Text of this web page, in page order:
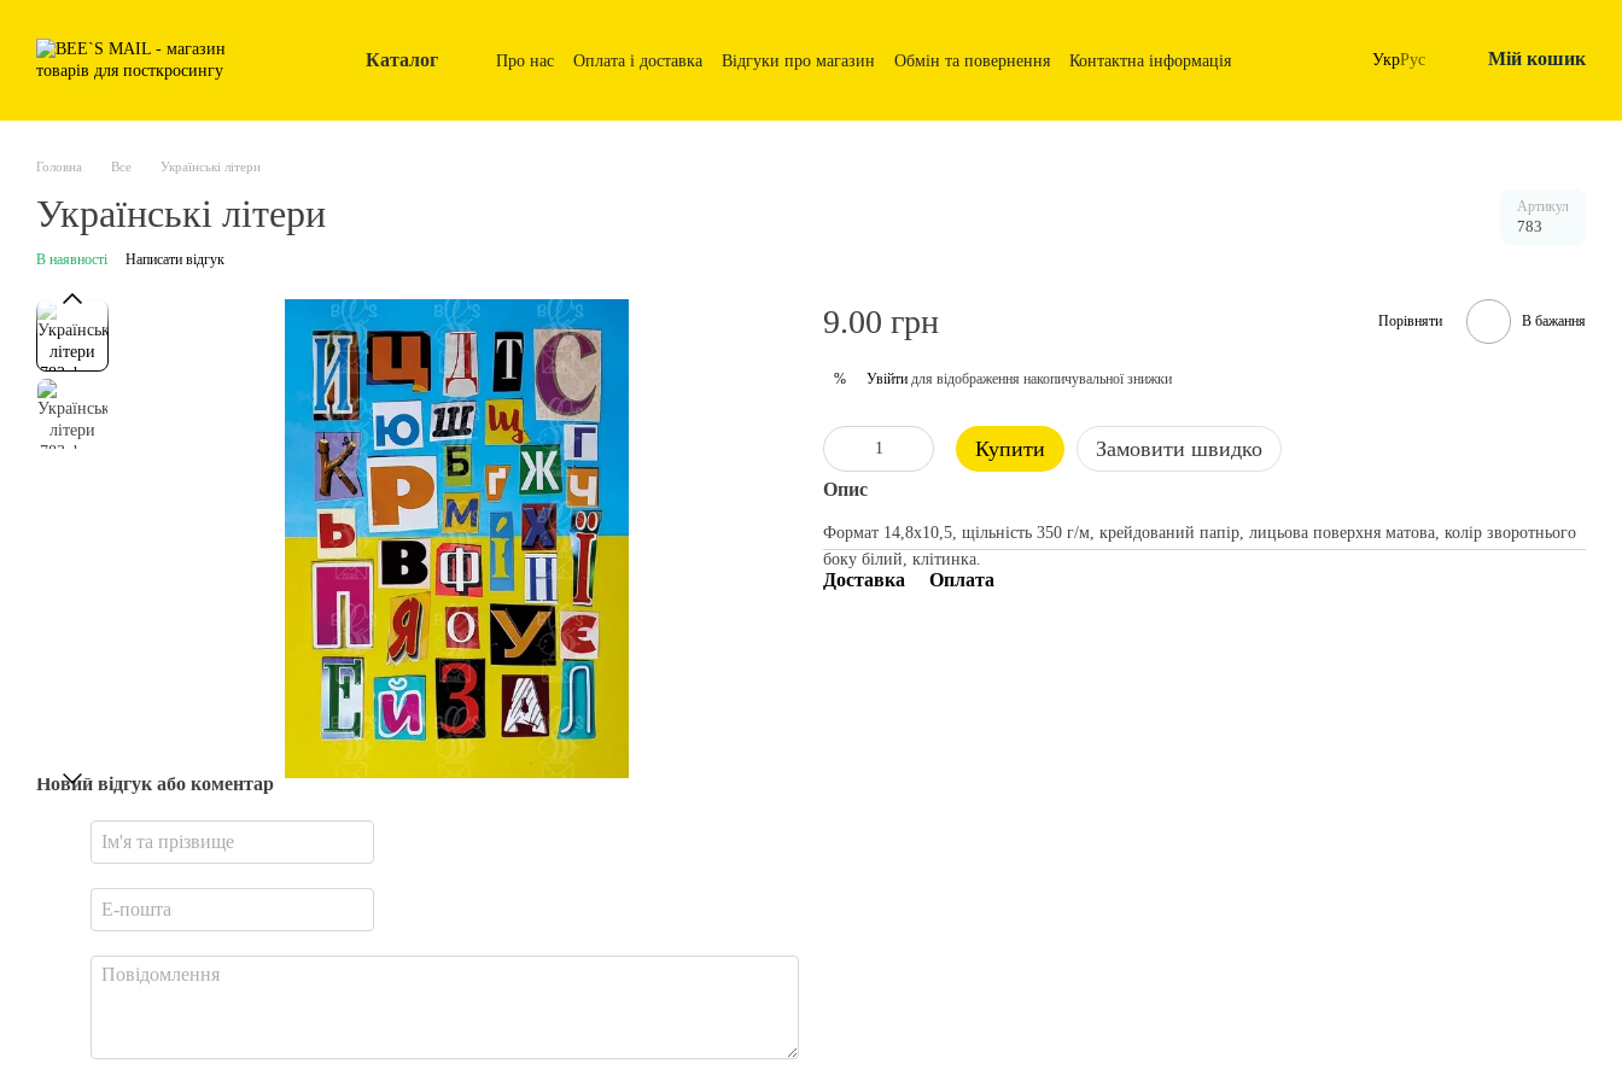
Каталог Про нас Оплата і доставка Відгуки про магазин Обмін та повернення Контактна інформація УкрРус Мій кошик
Головна Все Українські літери
Українські літери Артикул
783
В наявності Написати відгук
Новий відгук або коментар
9.00 грн Порівняти В бажання
% Увійти для відображення накопичувальної знижки
Купити Замовити швидко
Опис
Формат 14,8х10,5, щільність 350 г/м, крейдований папір, лицьова поверхня матова, колір зворотнього
боку білий, клітинка.
Доставка Оплата